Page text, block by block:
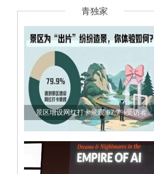
青独家
景区增设网红打卡景观 67.7%受访者